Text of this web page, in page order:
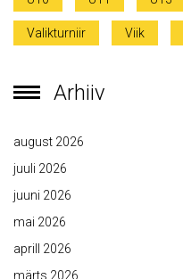
Valikturniir Viik
Arhiiv
august 2026
juuli 2026
juuni 2026
mai 2026
aprill 2026
märts 2026